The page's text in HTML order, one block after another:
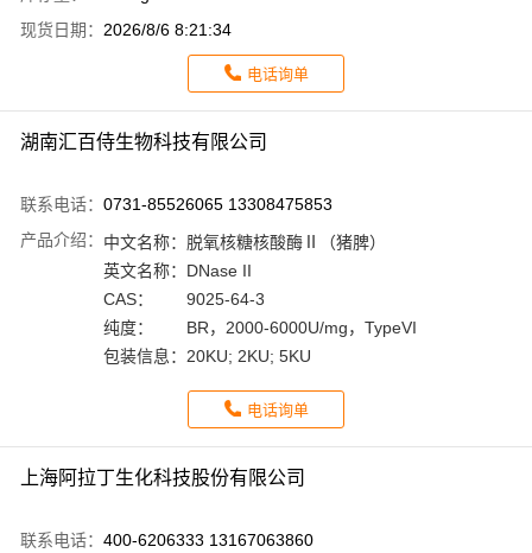
现货日期： 2026/8/6 8:21:34
电话询单
湖南汇百侍生物科技有限公司
联系电话： 0731-85526065 13308475853
产品介绍： 中文名称： 脱氧核糖核酸酶Ⅱ（猪脾）
英文名称： DNase II
CAS：
9025-64-3
纯度：
BR，2000-6000U/mg，TypeVI
包装信息： 20KU; 2KU; 5KU
电话询单
上海阿拉丁生化科技股份有限公司
联系电话： 400-6206333 13167063860